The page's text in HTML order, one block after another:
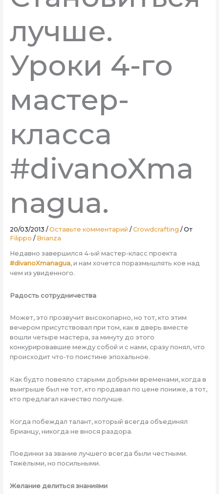
лучше.
Уроки 4-го
мастер-
класса
#divanoXma
nagua.
20/03/2013 /Оставьте комментарий /Crowdcrafting / От
Filippo / Brianza
Недавно завершился 4-ый мастер-класс проекта
#divanoXmanagua, и нам хочется поразмышлять кое над
чем из увиденного.
Радость сотрудничества
Может, это прозвучит высокопарно, но тот, кто этим
вечером присутствовал при том, как в дверь вместе
вошли четыре мастера, за минуту до этого
конкурировавшие между собой и с нами, сразу понял, что
происходит что-то поистине эпохальное.
Как будто повеяло старыми добрыми временами, когда в
выигрыше был не тот, кто продавал по цене пониже, а тот,
кто предлагал качество получше.
Когда побеждал талант, который всегда объединял
Брианцу, никогда не внося раздора.
Поединки за звание лучшего всегда были честными.
Тяжёлыми, но посильными.
Желание делиться знаниями